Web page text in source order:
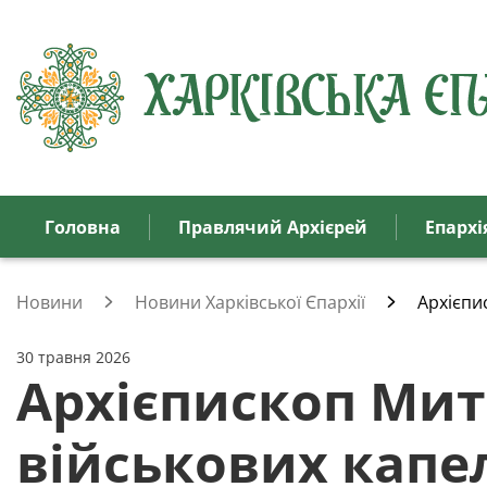
Головна Правлячий Архієрей
Новини Новини Харківської Єпархії
30 травня 2026
Архієпископ
військових